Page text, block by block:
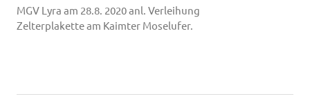
MGV Lyra am 28.8. 2020 anl. Verleihung
Zelterplakette am Kaimter Moselufer.